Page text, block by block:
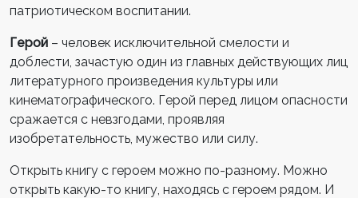
патриотическом воспитании.
Герой – человек исключительной смелости и
доблести, зачастую один из главных действующих лиц
литературного произведения культуры или
кинематографического. Герой перед лицом опасности
сражается с невзгодами, проявляя
изобретательность, мужество или силу.
Открыть книгу с героем можно по-разному. Можно
открыть какую-то книгу, находясь с героем рядом. И